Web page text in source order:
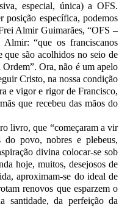
especial, única) a OFS.
posição específica, podemos
Almir Guimarães, “OFS –
“que os franciscanos
que são acolhidos no seio de
Ora, não é um apelo
Cristo, na nossa condição
e vigor e rigor de Francisco,
que recebeu das mãos do
que “começaram a vir
do povo, nobres e plebeus,
divina colocar-se sob
hoje, muitos, desejosos de
aproximam-se do ideal de
renovos que esparzem o
santidade, da perfeição da